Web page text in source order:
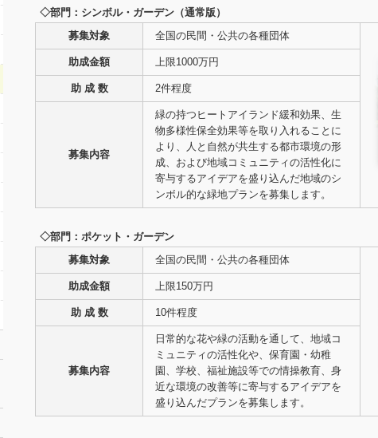
◇部門：シンボル・ガーデン（通常版）
募集対象
全国の民間・公共の各種団体
助成金額 上限1000万円
助 成 数 2件程度
募集内容
緑の持つヒートアイランド緩和効果、生
物多様性保全効果等を取り入れることに
より、人と自然が共生する都市環境の形
成、および地域コミュニティの活性化に
寄与するアイデアを盛り込んだ地域のシ
ンボル的な緑地プランを募集します。
◇部門：ポケット・ガーデン
募集対象
全国の民間・公共の各種団体
助成金額 上限150万円
助 成 数 10件程度
募集内容
日常的な花や緑の活動を通して、地域コ
ミュニティの活性化や、保育園・幼稚
園、学校、福祉施設等での情操教育、身
近な環境の改善等に寄与するアイデアを
盛り込んだプランを募集します。